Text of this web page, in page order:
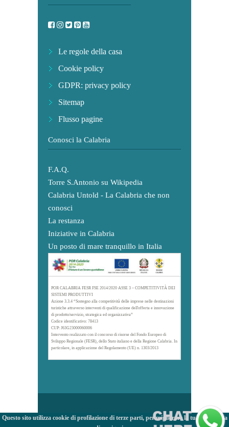
Le regole della casa
Cookie policy
GDPR: privacy policy
Sitemap
Flusso pagine
Conosci la Calabria
F.A.Q.
Torre S.Antonio su Wikipedia
Calabria Untold - La Calabria che non
conosci
La restanza
Iniziative in Calabria
Un posto di mare tranquillo in Italia
POR CALABRIA FESR FSE 2014/2020 ASSE 3 – COMPETITIVITÀ DEI
SISTEMI PRODUTTIVI
Azione 3.3.4 “Sostegno alla competitività delle imprese nelle destinazioni
turistiche attraverso interventi di qualificazione dell'offerta e innovazione
di prodotto/servizio, strategica ed organizzativa”
Codice identificativo: 78413
CUP: J63G23000060006
Intervento realizzato con il concorso di risorse del Fondo Europeo di
Sviluppo Regionale (FESR), dello Stato italiano e della Regione Calabria. In
particolare, in applicazione del Regolamento (UE) n. 1303/2013
Questo sito utilizza cookie di profilazione di terze parti, per migliorare la tua esperienza